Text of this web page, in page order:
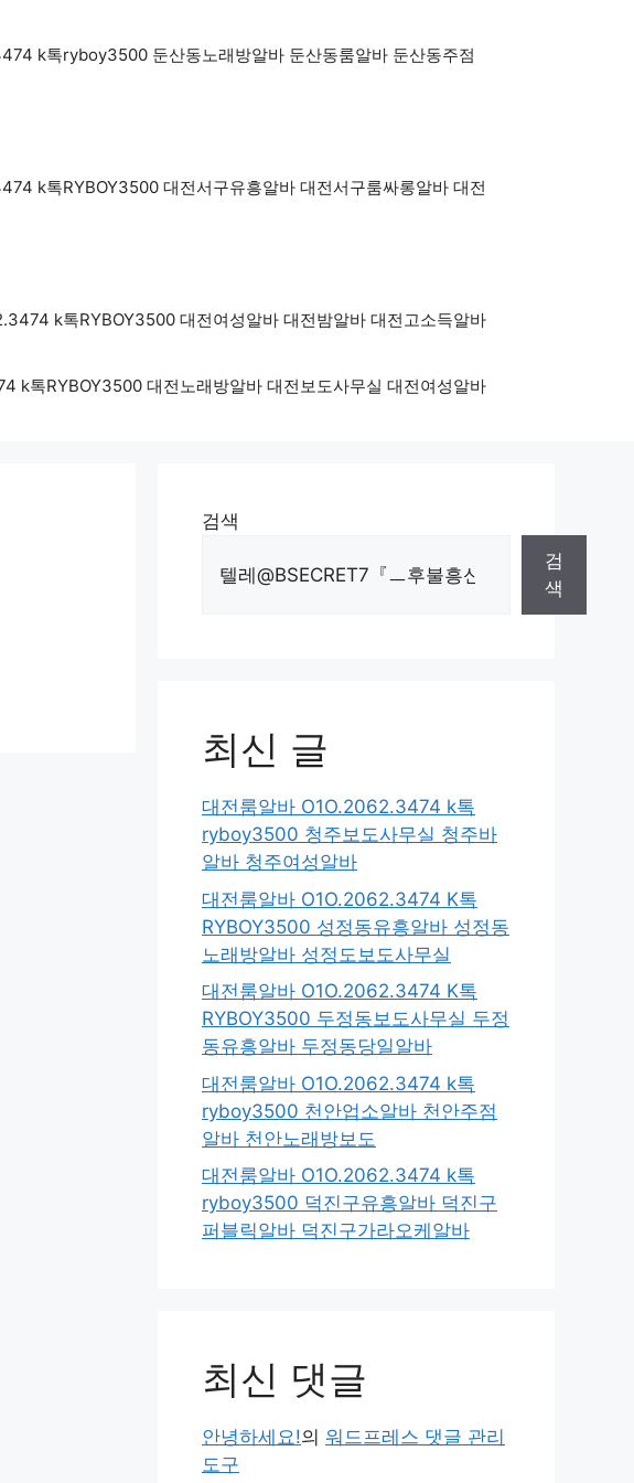
k톡ryboy3500 둔산동노래방알바 둔산동룸알바 둔산동주점
k톡RYBOY3500 대전서구유흥알바 대전서구룸싸롱알바 대전
k톡RYBOY3500 대전여성알바 대전밤알바 대전고소득알바
k톡RYBOY3500 대전노래방알바 대전보도사무실 대전여성알바
검색
검
색
최신 글
대전룸알바 O1O.2062.3474 k톡
ryboy3500 청주보도사무실 청주바
알바 청주여성알바
대전룸알바 O1O.2062.3474 K톡
RYBOY3500 성정동유흥알바 성정동
노래방알바 성정도보도사무실
대전룸알바 O1O.2062.3474 K톡
RYBOY3500 두정동보도사무실 두정
동유흥알바 두정동당일알바
대전룸알바 O1O.2062.3474 k톡
ryboy3500 천안업소알바 천안주점
알바 천안노래방보도
대전룸알바 O1O.2062.3474 k톡
ryboy3500 덕진구유흥알바 덕진구
퍼블릭알바 덕진구가라오케알바
최신 댓글
안녕하세요!의 워드프레스 댓글 관리
도구